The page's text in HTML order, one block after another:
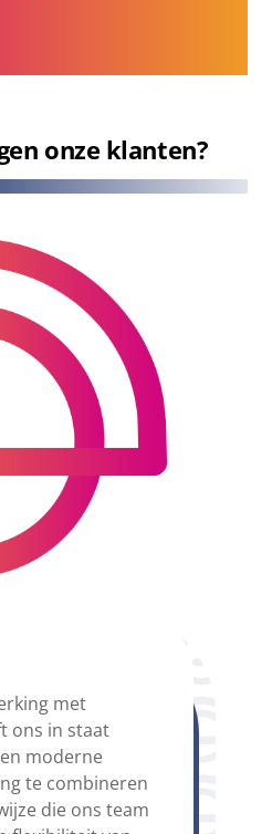
onze klanten?
met
ons in staat
moderne
te combineren
die ons team